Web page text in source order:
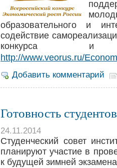
образовательного и
содействие
конкурса и
http://www.veorus.ru/
Добавить комментарий
Готовность
24.11.2014
Студенческий совет
планируют участие в
к будущей зимней